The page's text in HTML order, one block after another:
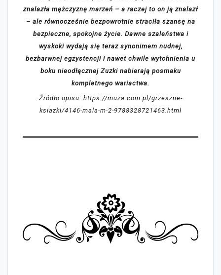
znalazła mężczyznę marzeń – a raczej to on ją znalazł
– ale równocześnie bezpowrotnie straciła szansę na
bezpieczne, spokojne życie. Dawne szaleństwa i
wyskoki wydają się teraz synonimem nudnej,
bezbarwnej egzystencji i nawet chwile wytchnienia u
boku nieodłącznej Zuzki nabierają posmaku
kompletnego wariactwa.
Źródło opisu: https://muza.com.pl/grzeszne-
ksiazki/4146-mala-m-2-9788328721463.html